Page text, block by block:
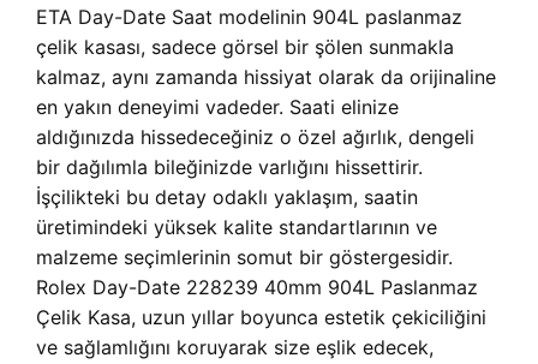
ETA Day-Date Saat modelinin 904L paslanmaz
çelik kasası, sadece görsel bir şölen sunmakla
kalmaz, aynı zamanda hissiyat olarak da orijinaline
en yakın deneyimi vadeder. Saati elinize
aldığınızda hissedeceğiniz o özel ağırlık, dengeli
bir dağılımla bileğinizde varlığını hissettirir.
İşçilikteki bu detay odaklı yaklaşım, saatin
üretimindeki yüksek kalite standartlarının ve
malzeme seçimlerinin somut bir göstergesidir.
Rolex Day-Date 228239 40mm 904L Paslanmaz
Çelik Kasa, uzun yıllar boyunca estetik çekiciliğini
ve sağlamlığını koruyarak size eşlik edecek,